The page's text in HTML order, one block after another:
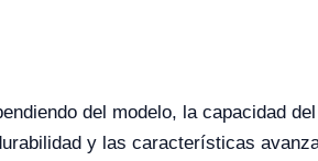
del modelo, la capacidad
y las características